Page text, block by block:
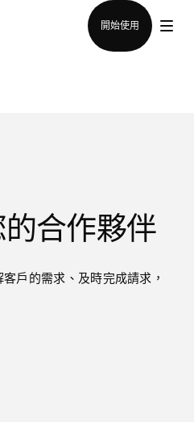
開始使用
合作夥伴
戶的需求、及時完成請求，